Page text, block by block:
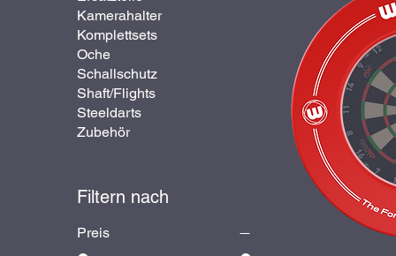
Kamerahalter
Komplettsets
Oche
Schallschutz
Shaft/Flights
Steeldarts
Zubehör
Filtern nach
Preis